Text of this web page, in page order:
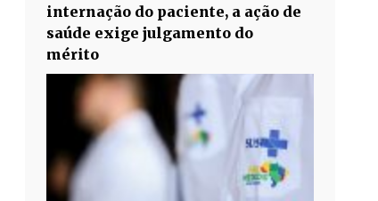
internação do paciente, a ação de
saúde exige julgamento do
mérito